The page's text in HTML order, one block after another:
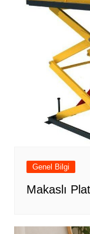
Genel Bilgi
Makaslı